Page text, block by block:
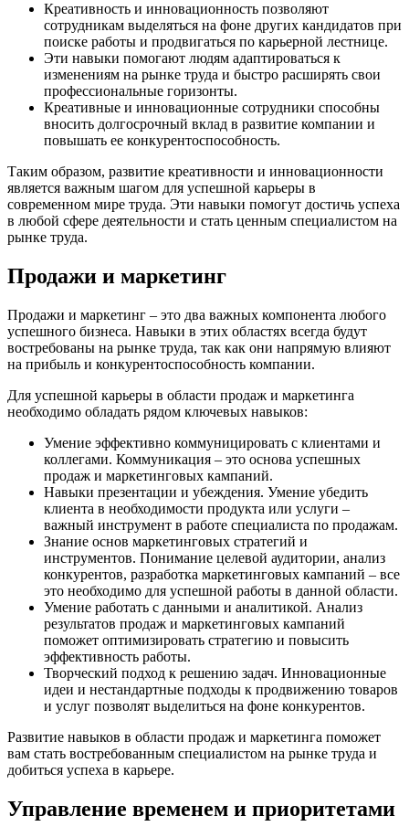
Креативность и инновационность позволяют
сотрудникам выделяться на фоне других кандидатов при
поиске работы и продвигаться по карьерной лестнице.
Эти навыки помогают людям адаптироваться к
изменениям на рынке труда и быстро расширять свои
профессиональные горизонты.
Креативные и инновационные сотрудники способны
вносить долгосрочный вклад в развитие компании и
повышать ее конкурентоспособность.
Таким образом, развитие креативности и инновационности
является важным шагом для успешной карьеры в
современном мире труда. Эти навыки помогут достичь успеха
в любой сфере деятельности и стать ценным специалистом на
рынке труда.
Продажи и маркетинг
Продажи и маркетинг – это два важных компонента любого
успешного бизнеса. Навыки в этих областях всегда будут
востребованы на рынке труда, так как они напрямую влияют
на прибыль и конкурентоспособность компании.
Для успешной карьеры в области продаж и маркетинга
необходимо обладать рядом ключевых навыков:
Умение эффективно коммуницировать с клиентами и
коллегами. Коммуникация – это основа успешных
продаж и маркетинговых кампаний.
Навыки презентации и убеждения. Умение убедить
клиента в необходимости продукта или услуги –
важный инструмент в работе специалиста по продажам.
Знание основ маркетинговых стратегий и
инструментов. Понимание целевой аудитории, анализ
конкурентов, разработка маркетинговых кампаний – все
это необходимо для успешной работы в данной области.
Умение работать с данными и аналитикой. Анализ
результатов продаж и маркетинговых кампаний
поможет оптимизировать стратегию и повысить
эффективность работы.
Творческий подход к решению задач. Инновационные
идеи и нестандартные подходы к продвижению товаров
и услуг позволят выделиться на фоне конкурентов.
Развитие навыков в области продаж и маркетинга поможет
вам стать востребованным специалистом на рынке труда и
добиться успеха в карьере.
Управление временем и приоритетами